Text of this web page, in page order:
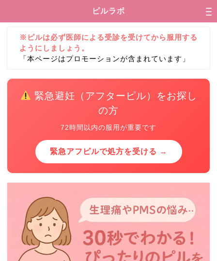
ピルラボ
※ピルは必ず医師による受診を受けてから服用する
ようにしましょう。
「本ページはプロモーションが含まれています」
緊急避妊（アフターピル）をお探し
の方
72時間以内の服用が重要です
緊急アフピルで処方を受ける →